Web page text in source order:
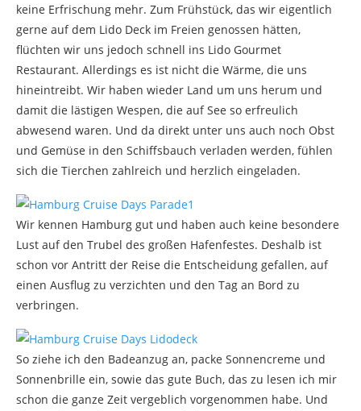
keine Erfrischung mehr. Zum Frühstück, das wir eigentlich
gerne auf dem Lido Deck im Freien genossen hätten,
flüchten wir uns jedoch schnell ins Lido Gourmet
Restaurant. Allerdings es ist nicht die Wärme, die uns
hineintreibt. Wir haben wieder Land um uns herum und
damit die lästigen Wespen, die auf See so erfreulich
abwesend waren. Und da direkt unter uns auch noch Obst
und Gemüse in den Schiffsbauch verladen werden, fühlen
sich die Tierchen zahlreich und herzlich eingeladen.
Wir kennen Hamburg gut und haben auch keine besondere
Lust auf den Trubel des großen Hafenfestes. Deshalb ist
schon vor Antritt der Reise die Entscheidung gefallen, auf
einen Ausflug zu verzichten und den Tag an Bord zu
verbringen.
So ziehe ich den Badeanzug an, packe Sonnencreme und
Sonnenbrille ein, sowie das gute Buch, das zu lesen ich mir
schon die ganze Zeit vergeblich vorgenommen habe. Und